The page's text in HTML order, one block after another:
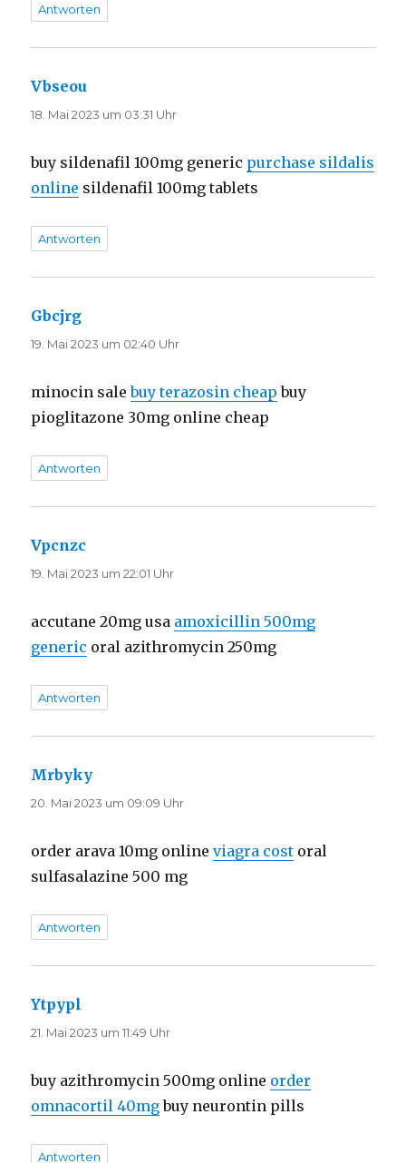
Antworten
Vbseou
18. Mai 2023 um 03:31 Uhr
buy sildenafil 100mg generic purchase sildalis
online sildenafil 100mg tablets
Antworten
Gbcjrg
19. Mai 2023 um 02:40 Uhr
minocin salebuy terazosin cheap buy
pioglitazone 30mg online cheap
Antworten
Vpcnzc
19. Mai 2023 um 22:01 Uhr
accutane 20mg usa amoxicillin 500mg
generic oral azithromycin 250mg
Antworten
Mrbyky
20. Mai 2023 um 09:09 Uhr
order arava 10mg onlineviagra cost oral
sulfasalazine 500 mg
Antworten
Ytpypl
21. Mai 2023 um 11:49 Uhr
buy azithromycin 500mg online order
omnacortil 40mgbuy neurontin pills
Antworten